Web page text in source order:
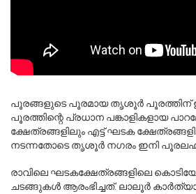
പൂരങ്ങളുടെ പൂരമായ തൃശൂർ പൂരത്തിന്
പൂരത്തിന്റെ പ്രധാന പങ്കാളികളായ
ക്ഷേത്രങ്ങളിലും എട്ട് ഘടക
നടന്നതോടെ തൃശൂർ നഗരം ഇനി
രാവിലെ ഘടകക്ഷേത്രങ്ങളിലെ
ചടങ്ങുകൾ ആരംഭിച്ചത്. ലാലൂർ